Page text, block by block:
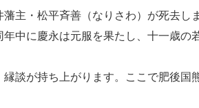
主・松平斉善（なりさわ）が死去し
中に慶永は元服を果たし、十一歳の
談が持ち上がります。ここで肥後国